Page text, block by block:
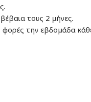
τους 2 μήνες.
την εβδομάδα